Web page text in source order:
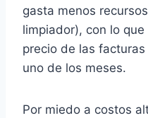
gasta menos
limpiador), con lo
precio de las
uno de los meses.
Por miedo a costos